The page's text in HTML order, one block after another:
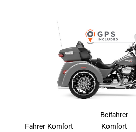
Fahrer Komfort
Beifahrer
Komfort